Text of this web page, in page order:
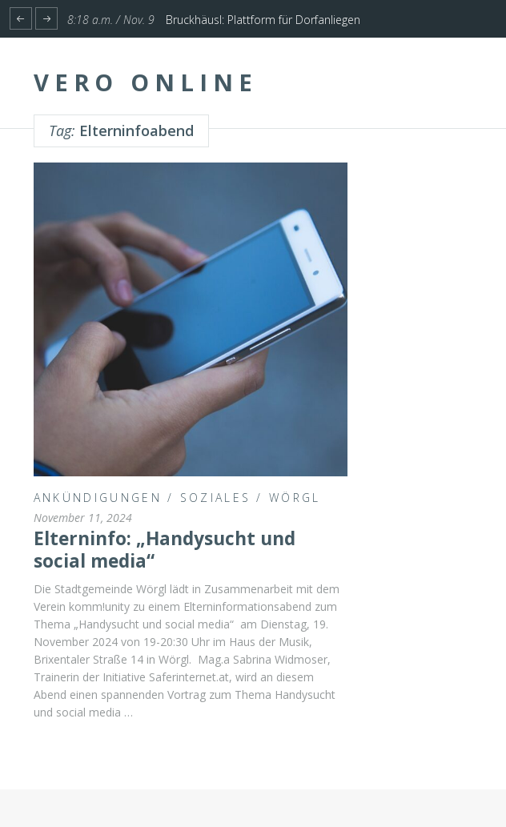
8:18 a.m. / Nov. 9 Bruckhäusl: Plattform für Dorfanliegen
1:17 p.m. / Nov. 4 Start für Planung Hochwasserschutz Unterinntal
VERO ONLINE
Tag: Elterninfoabend
ANKÜNDIGUNGEN / SOZIALES /WÖRGL
November 11, 2024
Elterninfo: „Handysucht und
social media“
Die Stadtgemeinde Wörgl lädt in Zusammenarbeit mit dem
Verein komm!unity zu einem Elterninformationsabend zum
Thema „Handysucht und social media“ am Dienstag, 19.
November 2024 von 19-20:30 Uhr im Haus der Musik,
Brixentaler Straße 14 in Wörgl. Mag.a Sabrina Widmoser,
Trainerin der Initiative Saferinternet.at, wird an diesem
Abend einen spannenden Vortrag zum Thema Handysucht
und social media …